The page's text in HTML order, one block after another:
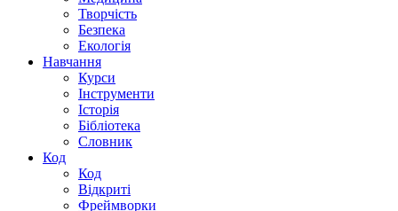
Творчість
Безпека
Екологія
Навчання
Курси
Інструменти
Історія
Бібліотека
Словник
Код
Код
Відкриті
Фреймворки